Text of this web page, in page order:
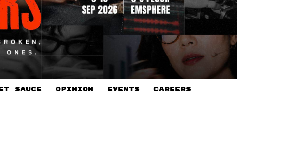
SAUCE​ OPINION EVENTS CAREERS